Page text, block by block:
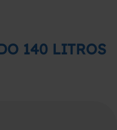
140 LITROS